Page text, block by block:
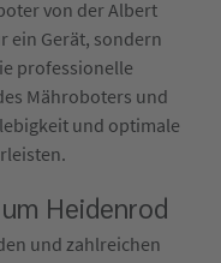
von der Albert
ein Gerät, sondern
professionelle
Mähroboters und
und optimale
Heidenrod
und zahlreichen